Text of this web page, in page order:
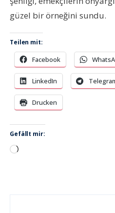
güzel bir örneğini sundu.
Teilen mit:
Facebook
LinkedIn
Drucken
Gefällt mir:
Wird